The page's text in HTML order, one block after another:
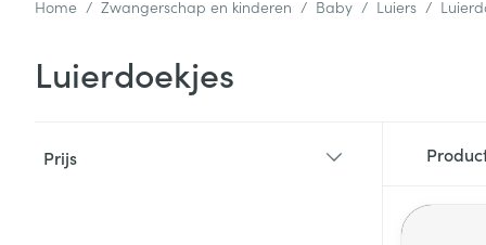
Home / Zwangerschap en kinderen / Baby / Luiers /
Luierdoekjes
Prijs